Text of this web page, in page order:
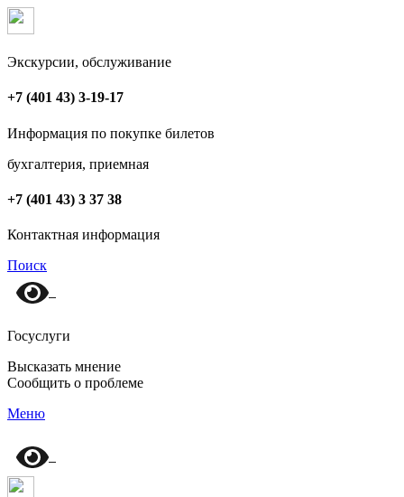
Экскурсии, обслуживание
+7 (401 43) 3-19-17
Информация по покупке билетов
бухгалтерия, приемная
+7 (401 43) 3 37 38
Контактная информация
Поиск
Госуслуги
Высказать мнение
Сообщить о проблеме
Меню